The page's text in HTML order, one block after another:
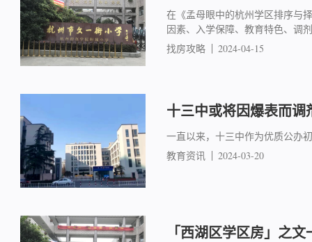
在《孟母眼中的杭州学区排序与
因素、入学保障、教育特色、调
找房攻略
2024-04-15
十三中或将因爆表而调
一直以来，十三中作为优质公办
教育资讯
2024-03-20
「西湖区学区房」之